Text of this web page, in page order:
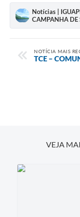
Notícias |
CAMPANHA DE
NOTÍCIA MAIS
TCE –
VEJA